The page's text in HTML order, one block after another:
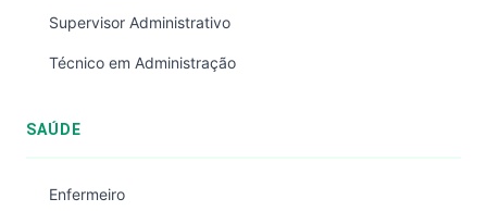
Supervisor Administrativo
Técnico em Administração
SAÚDE
Enfermeiro